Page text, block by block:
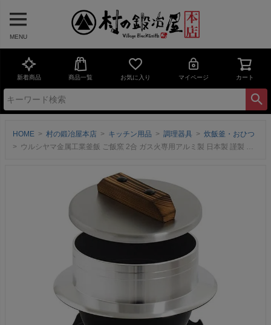
MENU
新着商品 商品一覧 お気に入り マイページ カート
HOME 村の鍛冶屋本店 キッチン用品 調理器具
炊飯釜・おひつ
ウルシヤマ金属工業釜飯 ご飯窯 2合 ガス火専用アルミ製 日本製 謹製 釜炊き三昧 極 2合用【頑張って送料無料！】